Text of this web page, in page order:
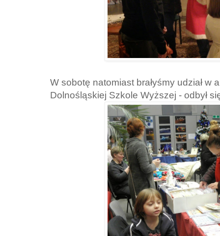
W sobotę natomiast brałyśmy udział w
Dolnośląskiej Szkole Wyższej - odbył